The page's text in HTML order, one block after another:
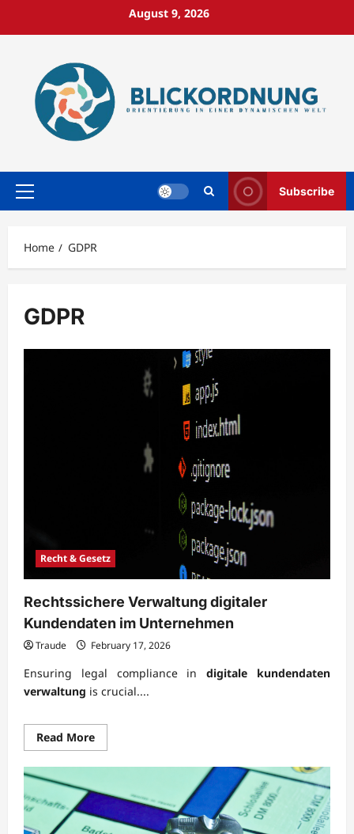
August 9, 2026
Primary
Subscribe
Home GDPR
GDPR
Recht & Gesetz
Rechtssichere Verwaltung digitaler
Kundendaten im Unternehmen
Traude February 17, 2026
Ensuring legal compliance indigitale kundendaten
verwaltung is crucial....
Read MoreRead
more
Rechtssichere
digitaler
Kundendaten
im
Unternehmen